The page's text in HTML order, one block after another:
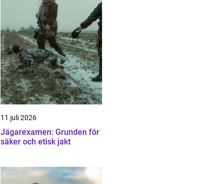
11 juli 2026
Jägarexamen: Grunden för
säker och etisk jakt